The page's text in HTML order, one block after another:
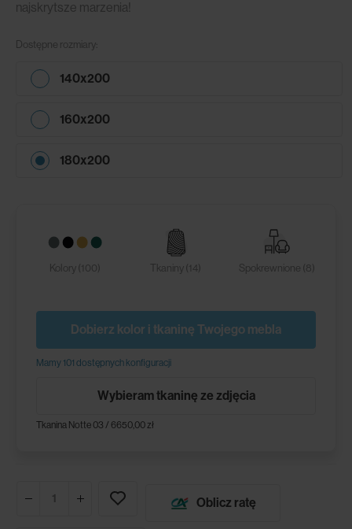
najskrytsze marzenia!
Dostępne rozmiary:
140x200
160x200
180x200
Kolory (100) Tkaniny (14) Spokrewnione (8)
Dobierz kolor i tkaninę Twojego mebla
Mamy 101 dostępnych konfiguracji
Wybieram tkaninę ze zdjęcia
Tkanina Notte 03 / 6650,00 zł
Oblicz ratę